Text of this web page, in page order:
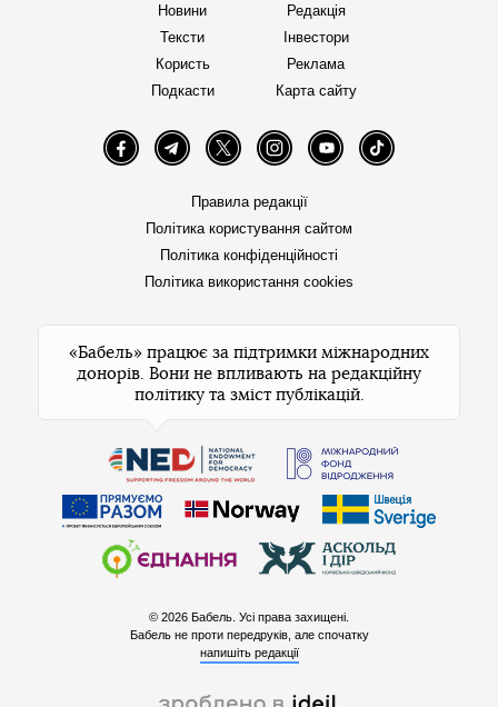
Новини
Тексти
Користь
Подкасти
Редакція
Інвестори
Реклама
Карта сайту
FacebookTelegramTwitter InstagramYouTube TikTok
Правила редакції
Політика користування сайтом
Політика конфіденційності
Політика використання cookies
«Бабель» працює за підтримки міжнародних
донорів. Вони не впливають на редакційну
політику та зміст публікацій.
© 2026 Бабель. Усі права захищені.
Бабель не проти передруків, але спочатку
напишіть редакції